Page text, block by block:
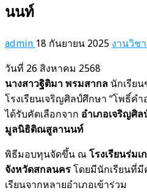
นนท์
admin 18 กันยายน 2025 งานวิช
วันที่ 26 สิงหาคม 2568
นางสาวฐิติมา พรมสากล นักเรีย
โรงเรียนเจริญศิลป์ศึกษา “โพธิ์ค
ได้รับคัดเลือกจาก อำเภอเจริญศิล
มูลนิธิติณสูลานนท์
พิธีมอบทุนจัดขึ้น ณ โรงเรียนร่ม
จังหวัดสกลนคร โดยมีนักเรียนที่มี
เรียนจากหลายอำเภอเข้าร่วม